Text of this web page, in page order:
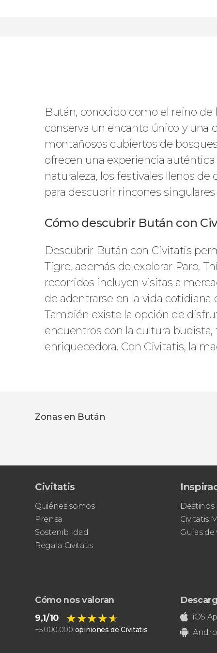
Bután, conocido como el reino
conserva un encanto único y una
montañosos cubiertos de
ofrecen una experiencia
naturaleza, los festivales llenos
para descubrir rincones
Cómo descubrir Bután con
Descubrir Bután con Civitatis
Tigre, además de explorar Paro,
recorridos incluyen visitas a
de adentrarse en la vida cotidiana
También existe la opción de
encuentros con la cultura
enriquecedora. Con Civitatis, la
Zonas en Bután
Civitatis
Quiénes somos
Prensa
Sostenibilidad
Regala Civitatis
Destinos
Civitatis
Guías de
Cómo nos valoran
9,1/10
★★★★★
★★★★★
+5.000.000 opiniones de Civitatis
iOS